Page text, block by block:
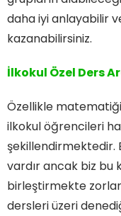
daha iyi anlayabilir
kazanabilirsiniz.
İlkokul Özel Ders
Özellikle
ilkokul öğrencileri
şekillendirmektedir.
vardır ancak biz bu
birleştirmekte
dersleri üzeri